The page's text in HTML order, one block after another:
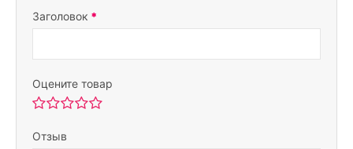
Заголовок
Оцените товар
Отзыв